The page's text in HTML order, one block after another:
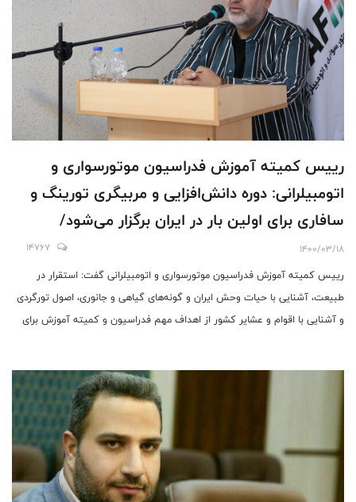
رییس کمیته آموزش فدراسیون موتورسواری و
اتومبیلرانی: دوره دانش‌افزایی و مربیگری تورینگ و
سافاری برای اولین بار در ایران برگزار می‌شود/
توسعه گردشگری هدفمند و ایمن و سفرهای
طبیعت‌گردی هدف اصلی این دوره است
1400/03/18
14767
رییس کمیته آموزش فدراسیون موتورسواری و اتومبیلرانی گفت: استقرار در
طبیعت، آشنایی با حیات وحش ایران و گونه‌های گیاهی و جانوری، اصول تورگردی
و آشنایی با اقوام و عشایر کشور از اهداف مهم فدراسیون و کمیته آموزش برای